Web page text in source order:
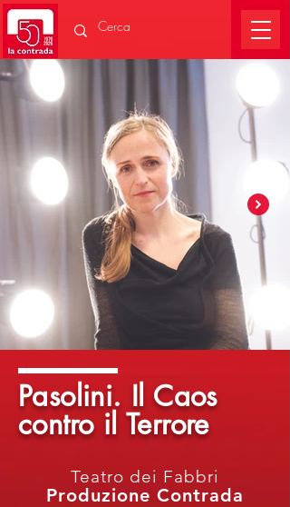
Pasolini. Il Caos
contro il Terrore
Produzione Contrada
Teatro dei Fabbri